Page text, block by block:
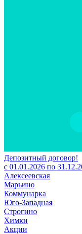
Депозитный договор!
с 01.01.2026 по
Алексеевская
Марьино
Коммунарка
Юго-Западная
Строгино
Химки
Акции